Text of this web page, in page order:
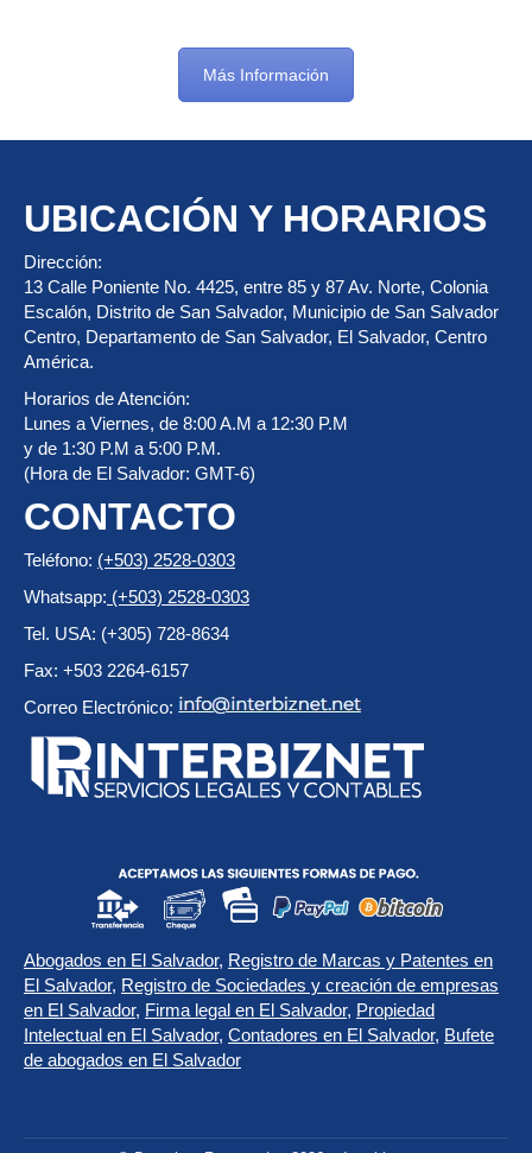
Más Información
UBICACIÓN Y HORARIOS
Dirección:
13 Calle Poniente No. 4425, entre 85 y 87 Av. Norte, Colonia
Escalón, Distrito de San Salvador, Municipio de San Salvador
Centro, Departamento de San Salvador, El Salvador, Centro
América.
Horarios de Atención:
Lunes a Viernes, de 8:00 A.M a 12:30 P.M
y de 1:30 P.M a 5:00 P.M.
(Hora de El Salvador: GMT-6)
CONTACTO
Teléfono: (+503) 2528-0303
Whatsapp: (+503) 2528-0303
Tel. USA: (+305) 728-8634
Fax: +503 2264-6157
Correo Electrónico:
Abogados en El Salvador, Registro de Marcas y Patentes en
El Salvador, Registro de Sociedades y creación de empresas
en El Salvador, Firma legal en El Salvador, Propiedad
Intelectual en El Salvador, Contadores en El Salvador, Bufete
de abogados en El Salvador